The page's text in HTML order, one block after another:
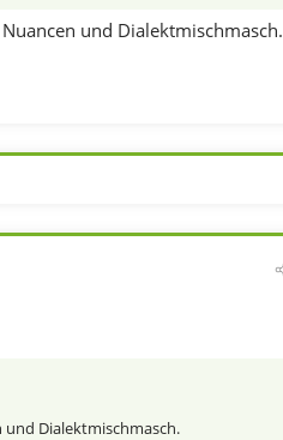
und Dialektmischmasch.
und Dialektmischmasch.